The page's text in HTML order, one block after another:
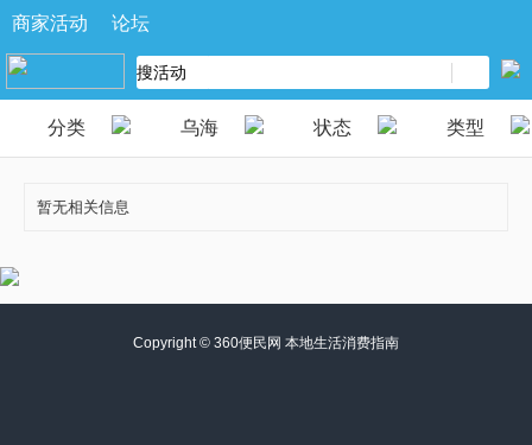
商家活动 论坛
分类 乌海 状态 类型
暂无相关信息
Copyright © 360便民网 本地生活消费指南